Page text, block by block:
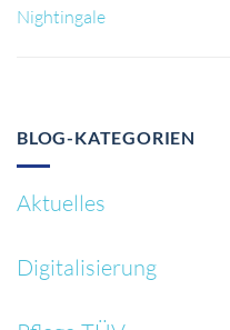
Nightingale
BLOG-KATEGORIEN
Aktuelles
Digitalisierung